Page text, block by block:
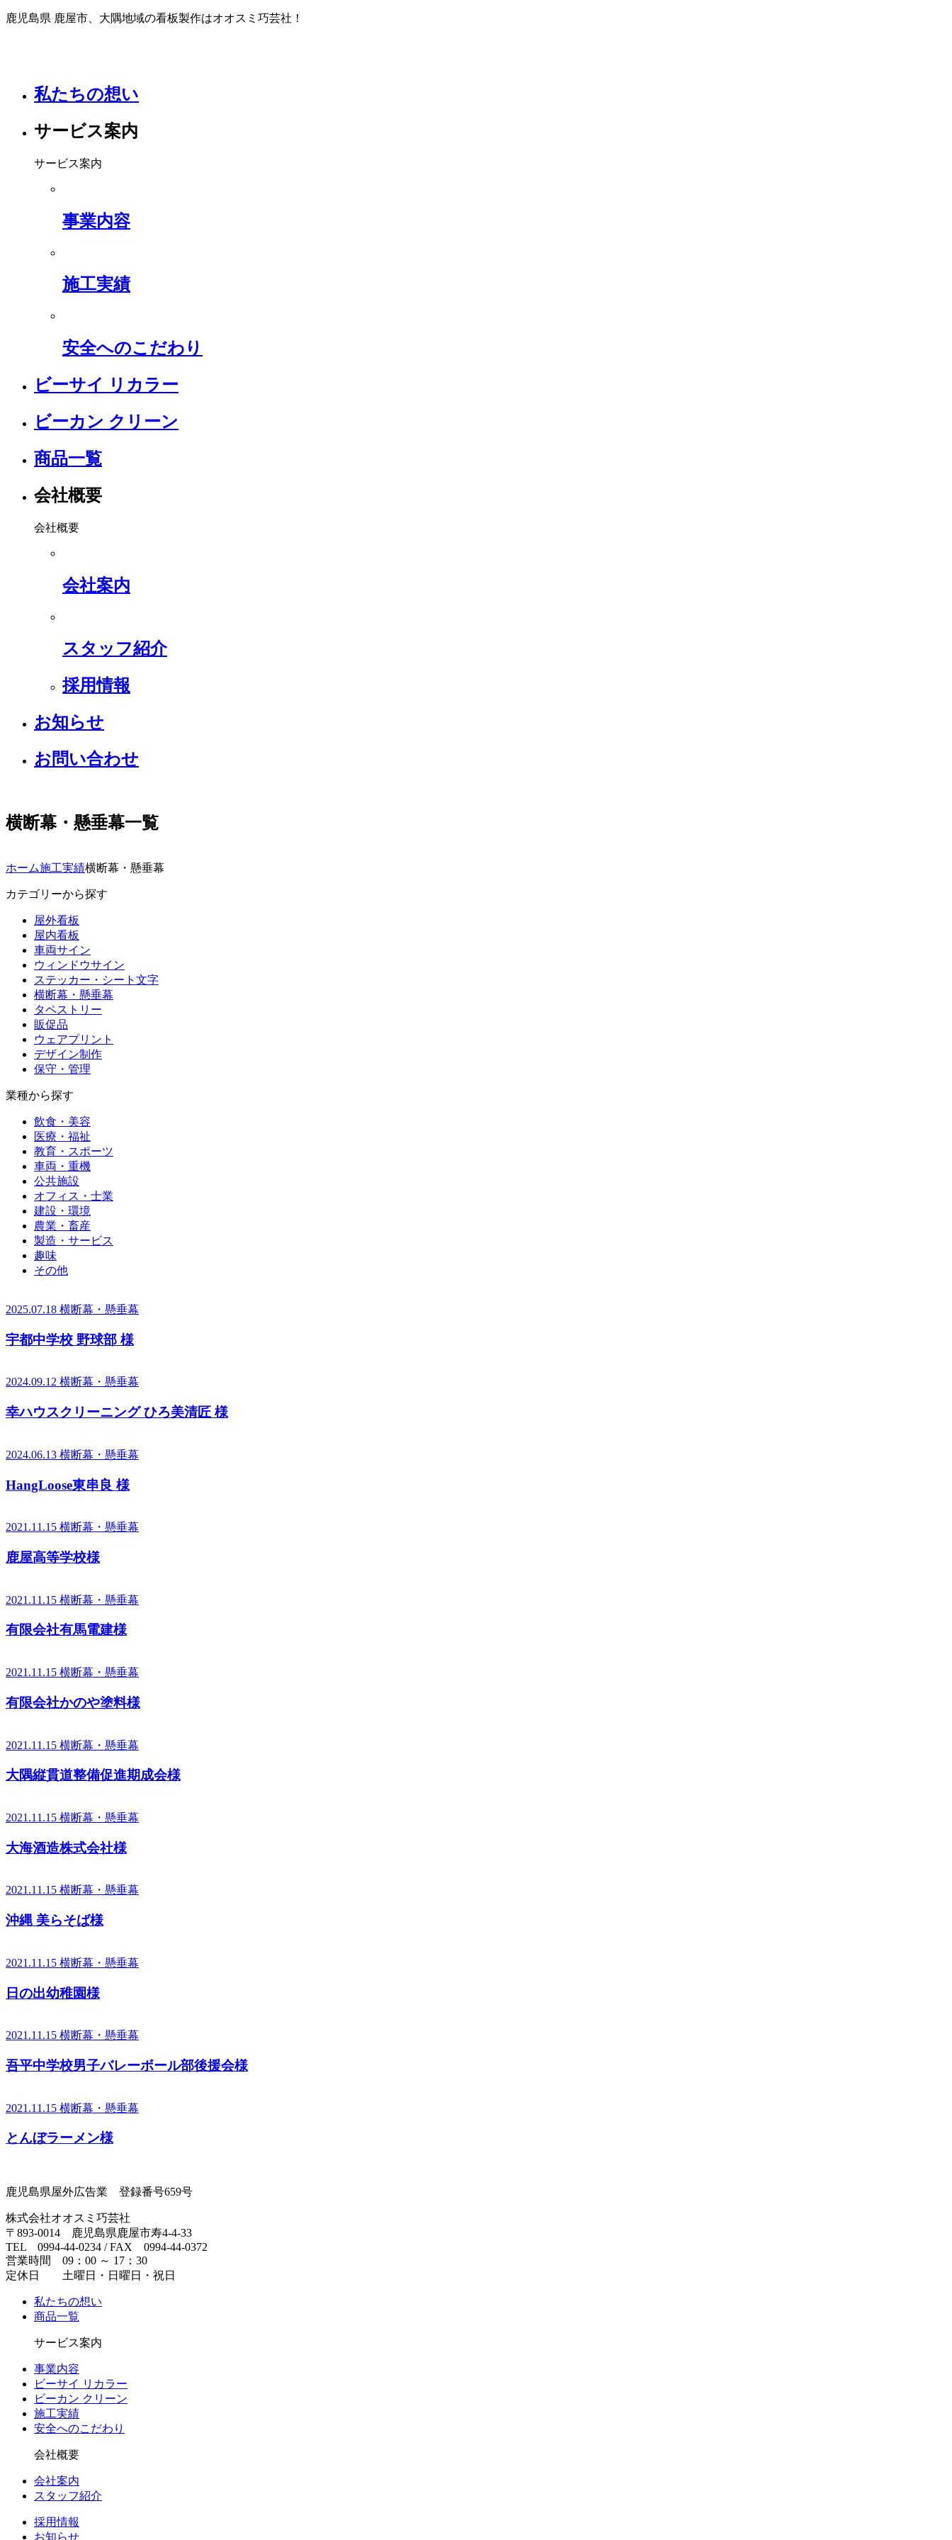
鹿児島県 鹿屋市、大隅地域の看板製作はオオスミ巧芸社！
私たちの想い
サービス案内
サービス案内
事業内容
施工実績
安全へのこだわり
ビーサイ リカラー
ビーカン クリーン
商品一覧
会社概要
会社概要
会社案内
スタッフ紹介
採用情報
お知らせ
お問い合わせ
横断幕・懸垂幕一覧
ホーム施工実績横断幕・懸垂幕
カテゴリーから探す
屋外看板
屋内看板
車両サイン
ウィンドウサイン
ステッカー・シート文字
横断幕・懸垂幕
タペストリー
販促品
ウェアプリント
デザイン制作
保守・管理
業種から探す
飲食・美容
医療・福祉
教育・スポーツ
車両・重機
公共施設
オフィス・士業
建設・環境
農業・畜産
製造・サービス
趣味
その他
2025.07.18 横断幕・懸垂幕
宇都中学校 野球部 様
2024.09.12 横断幕・懸垂幕
幸ハウスクリーニング ひろ美清匠 様
2024.06.13 横断幕・懸垂幕
HangLoose東串良 様
2021.11.15 横断幕・懸垂幕
鹿屋高等学校様
2021.11.15 横断幕・懸垂幕
有限会社有馬電建様
2021.11.15 横断幕・懸垂幕
有限会社かのや塗料様
2021.11.15 横断幕・懸垂幕
大隅縦貫道整備促進期成会様
2021.11.15 横断幕・懸垂幕
大海酒造株式会社様
2021.11.15 横断幕・懸垂幕
沖縄 美らそば様
2021.11.15 横断幕・懸垂幕
日の出幼稚園様
2021.11.15 横断幕・懸垂幕
吾平中学校男子バレーボール部後援会様
2021.11.15 横断幕・懸垂幕
とんぼラーメン様
鹿児島県屋外広告業 登録番号659号
株式会社オオスミ巧芸社
〒893-0014 鹿児島県鹿屋市寿4-4-33
TEL 0994-44-0234 / FAX 0994-44-0372
営業時間 09：00 ～ 17：30
定休日 土曜日・日曜日・祝日
私たちの想い
商品一覧
サービス案内
事業内容
ビーサイ リカラー
ビーカン クリーン
施工実績
安全へのこだわり
会社概要
会社案内
スタッフ紹介
採用情報
お知らせ